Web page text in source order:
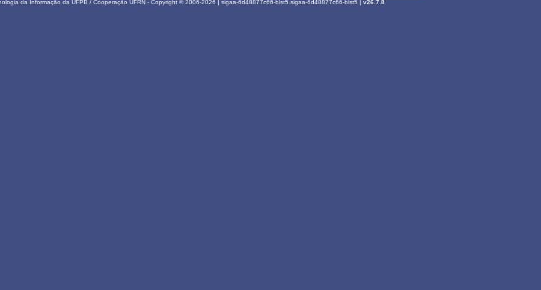
da Informação da UFPB / Cooperação UFRN - Copyright © 2006-2026 | sigaa-6d48877c66-blst5.sigaa-6d48877c66-blst5 | v26.7.8